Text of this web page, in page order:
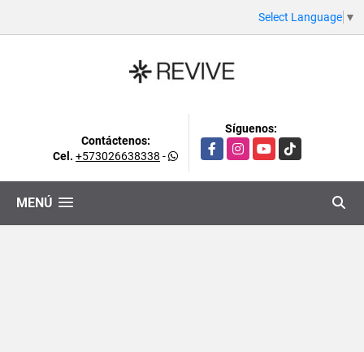
Select Language ▼
Contáctenos:
Cel. +573026638338 -
Síguenos:
FacebookInstagramYouTubeTikTok
MENÚ